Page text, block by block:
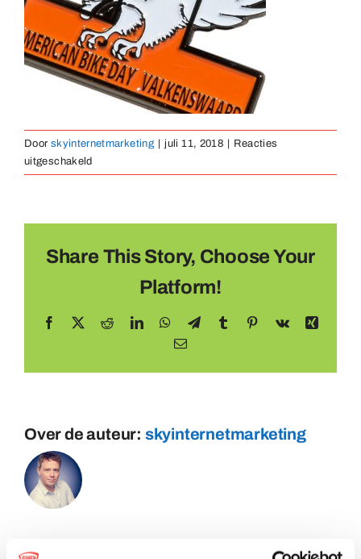
Magnete
Door skyinternetmarketing | juli 11, 2018 | Reacties
uitgeschakeldvoor
pin-
Share This Story, Choose Your
Platform!
Facebook RedditLinkedInWhatsApp
TelegramTumblr Pinterest
Vk
Xing
E-
Over de auteur: skyinternetmarketing